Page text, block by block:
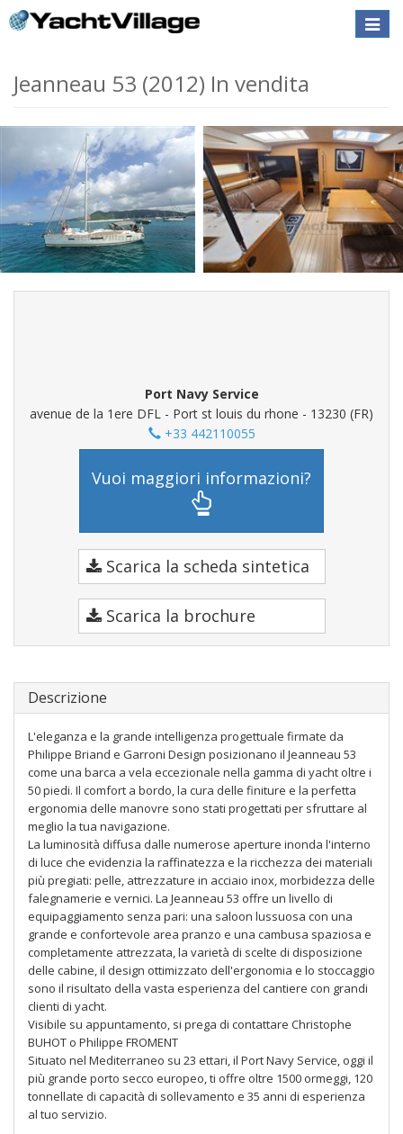
Toggle
Jeanneau 53 (2012) In vendita
Port Navy Service
avenue de la 1ere DFL - Port st louis du rhone - 13230 (FR)
+33 442110055
Vuoi maggiori informazioni?
Scarica la scheda sintetica
Scarica la brochure
Descrizione
L'eleganza e la grande intelligenza progettuale firmate da
Philippe Briand e Garroni Design posizionano il Jeanneau 53
come una barca a vela eccezionale nella gamma di yacht oltre i
50 piedi. Il comfort a bordo, la cura delle finiture e la perfetta
ergonomia delle manovre sono stati progettati per sfruttare al
meglio la tua navigazione.
La luminosità diffusa dalle numerose aperture inonda l'interno
di luce che evidenzia la raffinatezza e la ricchezza dei materiali
più pregiati: pelle, attrezzature in acciaio inox, morbidezza delle
falegnamerie e vernici. La Jeanneau 53 offre un livello di
equipaggiamento senza pari: una saloon lussuosa con una
grande e confortevole area pranzo e una cambusa spaziosa e
completamente attrezzata, la varietà di scelte di disposizione
delle cabine, il design ottimizzato dell'ergonomia e lo stoccaggio
sono il risultato della vasta esperienza del cantiere con grandi
clienti di yacht.
Visibile su appuntamento, si prega di contattare Christophe
BUHOT o Philippe FROMENT
Situato nel Mediterraneo su 23 ettari, il Port Navy Service, oggi il
più grande porto secco europeo, ti offre oltre 1500 ormeggi, 120
tonnellate di capacità di sollevamento e 35 anni di esperienza
al tuo servizio.